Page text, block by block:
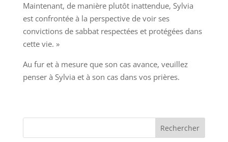
Maintenant, de manière plutôt inattendue, Sylvia
est confrontée à la perspective de voir ses
convictions de sabbat respectées et protégées dans
cette vie. »
Au fur et à mesure que son cas avance, veuillez
penser à Sylvia et à son cas dans vos prières.